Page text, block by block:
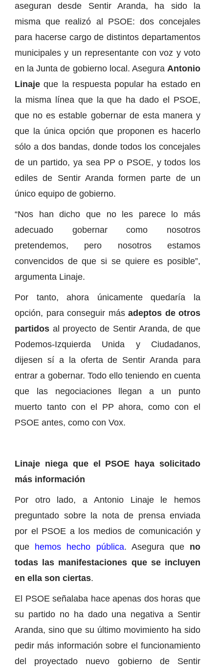
aseguran desde Sentir Aranda, ha sido la
misma que realizó al PSOE: dos concejales
para hacerse cargo de distintos departamentos
municipales y un representante con voz y voto
en la Junta de gobierno local. Asegura Antonio
Linaje que la respuesta popular ha estado en
la misma línea que la que ha dado el PSOE,
que no es estable gobernar de esta manera y
que la única opción que proponen es hacerlo
sólo a dos bandas, donde todos los concejales
de un partido, ya sea PP o PSOE, y todos los
ediles de Sentir Aranda formen parte de un
único equipo de gobierno.
“Nos han dicho que no les parece lo más
adecuado gobernar como nosotros
pretendemos, pero nosotros estamos
convencidos de que si se quiere es posible”,
argumenta Linaje.
Por tanto, ahora únicamente quedaría la
opción, para conseguir másadeptos de otros
partidos al proyecto de Sentir Aranda, de que
Podemos-Izquierda Unida y Ciudadanos,
dijesen sí a la oferta de Sentir Aranda para
entrar a gobernar. Todo ello teniendo en cuenta
que las negociaciones llegan a un punto
muerto tanto con el PP ahora, como con el
PSOE antes, como con Vox.
Linaje niega que el PSOE haya solicitado
más información
Por otro lado, a Antonio Linaje le hemos
preguntado sobre la nota de prensa enviada
por el PSOE a los medios de comunicación y
que hemos hecho pública. Asegura que no
todas las manifestaciones que se incluyen
en ella son ciertas.
El PSOE señalaba hace apenas dos horas que
su partido no ha dado una negativa a Sentir
Aranda, sino que su último movimiento ha sido
pedir más información sobre el funcionamiento
del proyectado nuevo gobierno de Sentir